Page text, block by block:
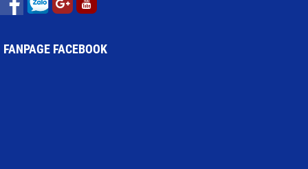
FANPAGE FACEBOOK